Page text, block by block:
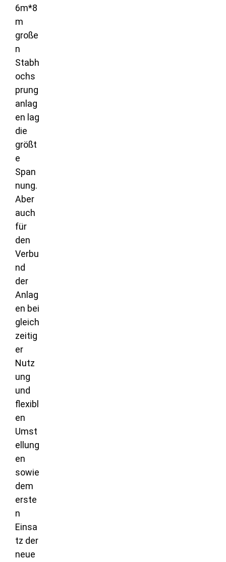
6m*8
m
große
n
Stabh
ochs
prung
anlag
en lag
die
größt
e
Span
nung.
Aber
auch
für
den
Verbu
nd
der
Anlag
en bei
gleich
zeitig
er
Nutz
ung
und
flexibl
en
Umst
ellung
en
sowie
dem
erste
n
Einsa
tz der
neue